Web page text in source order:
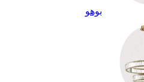
بوهو